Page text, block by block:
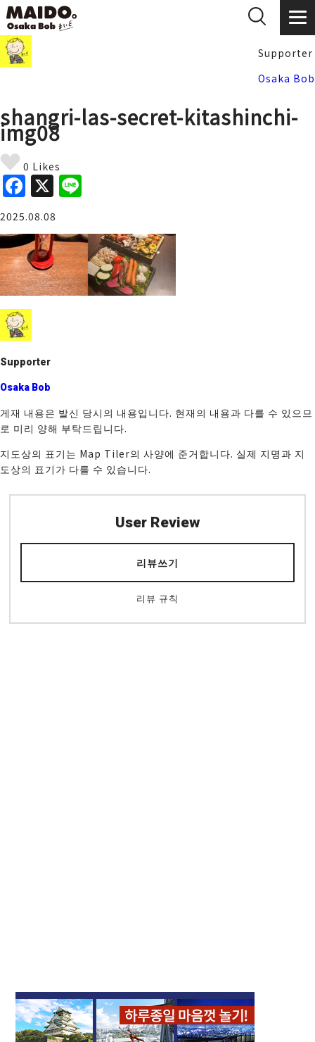
Supporter
Osaka Bob
shangri-las-secret-kitashinchi-
img08
0 Likes
F
a
c
e
b
o
o
k
X
e
2025.08.08
Supporter
Osaka Bob
게재 내용은 발신 당시의 내용입니다. 현재의 내용과 다를 수 있으므
로 미리 양해 부탁드립니다.
지도상의 표기는 Map Tiler의 사양에 준거합니다. 실제 지명과 지
도상의 표기가 다를 수 있습니다.
User Review
리뷰쓰기
리뷰 규칙